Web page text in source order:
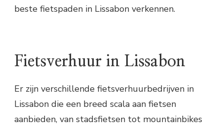
beste fietspaden in Lissabon verkennen.
Fietsverhuur in Lissabon
Er zijn verschillende fietsverhuurbedrijven in
Lissabon die een breed scala aan fietsen
aanbieden, van stadsfietsen tot mountainbikes